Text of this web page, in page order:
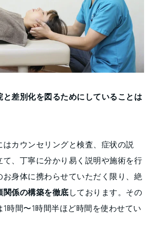
差別化を図るためにしていることは
はカウンセリングと検査、症状の説
て、丁寧に分かり易く説明や施術を行
お身体に携わらせていただく限り、絶
関係の構築を徹底 しております。その
時間〜1時間半ほど時間を使わせてい